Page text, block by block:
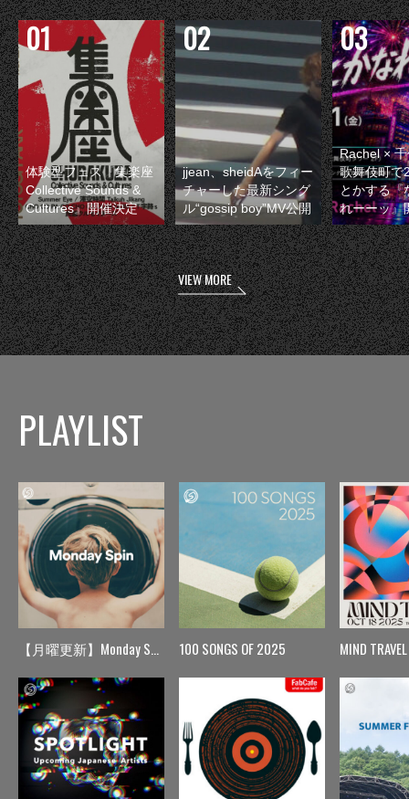
体験型フェス『集楽座
Collective Sounds &
Cultures』開催決定
jjean、sheidAをフィー
チャーした最新シング
ル“gossip boy”MV公開
Rachel ×
歌舞伎町で
とかする『
れーーッ』
VIEW MORE
PLAYLIST
【月曜更新】Monday Spin 100 SONGS OF 2025 MIND TRAVEL